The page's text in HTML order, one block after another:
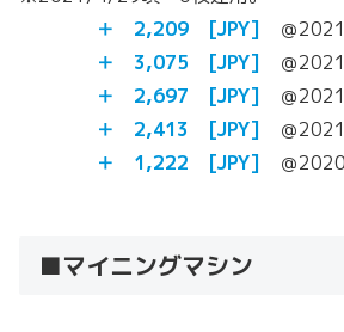
＋ 2,209 [JPY] ＠
＋ 3,075 [JPY] ＠
＋ 2,697 [JPY] ＠
＋ 2,413 [JPY] ＠
＋ 1,222 [JPY] ＠
■マイニングマシン